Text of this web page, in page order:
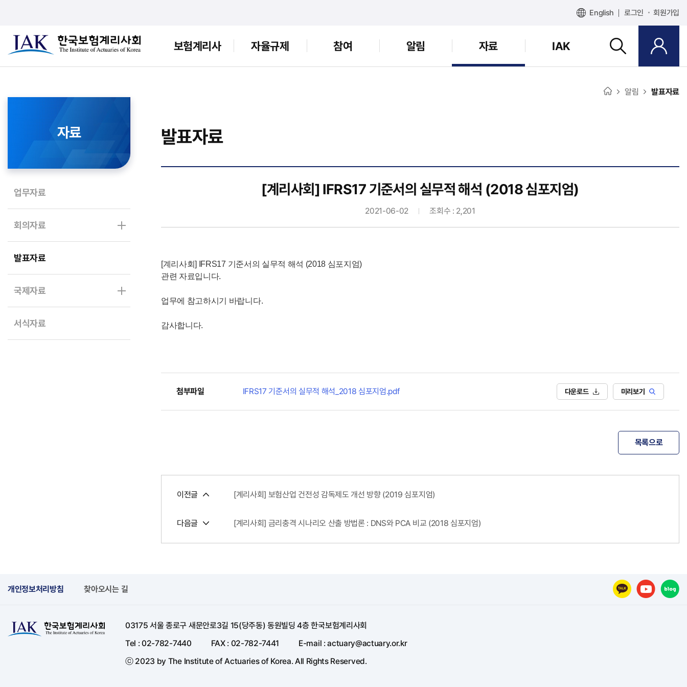
English 로그인 회원가입
보험계리사 자율규제 참여 알림 자료 IAK
자료
업무자료
회의자료
발표자료
국제자료
서식자료
알림 발표자료
발표자료
[계리사회] IFRS17 기준서의 실무적 해석 (2018 심포지엄)
2021-06-02 조회수 : 2,201
[계리사회] IFRS17 기준서의 실무적 해석 (2018 심포지엄)
관련 자료입니다.
업무에 참고하시기 바랍니다.
감사합니다.
첨부파일 IFRS17 기준서의 실무적 해석_2018 심포지엄.pdf 다운로드 미리보기
목록으로
이전글 [계리사회] 보험산업 건전성 감독제도 개선 방향 (2019 심포지엄)
다음글 [계리사회] 금리충격 시나리오 산출 방법론 : DNS와 PCA 비교 (2018 심포지엄)
개인정보처리방침 찾아오시는 길
03175 서울 종로구 새문안로3길 15(당주동) 동원빌딩 4층 한국보험계리사회
Tel : 02-782-7440
FAX : 02-782-7441
E-mail : actuary@actuary.or.kr
ⓒ 2023 by The Institute of Actuaries of Korea. All Rights Reserved.